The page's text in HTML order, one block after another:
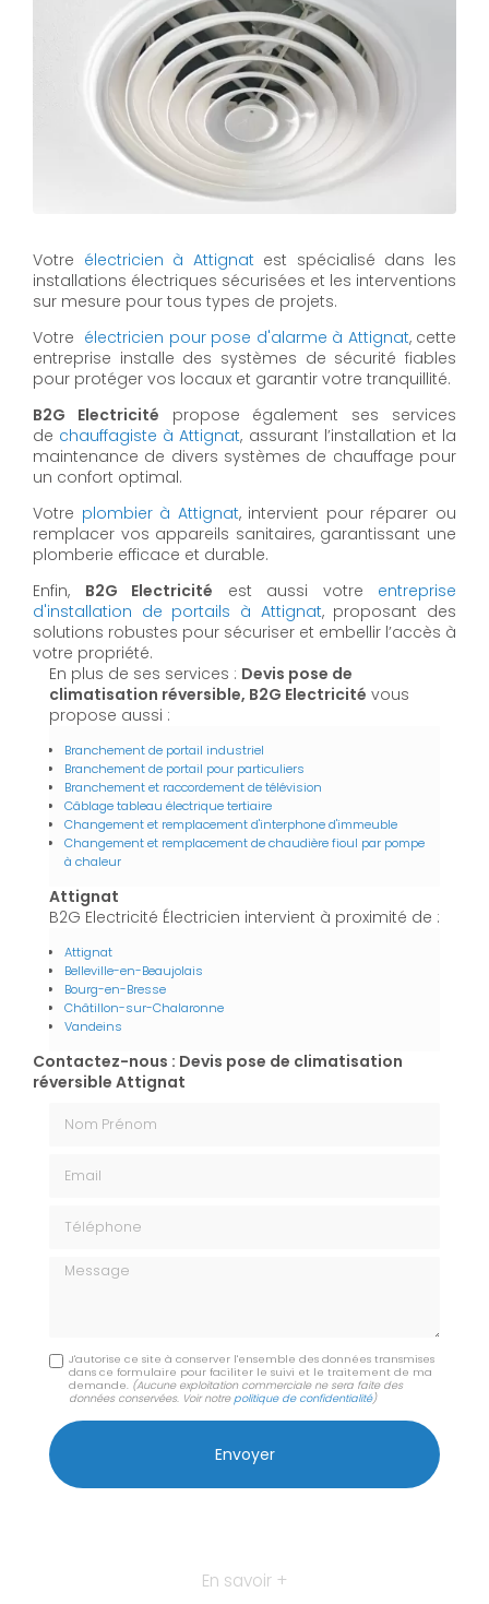
Votre électricien à Attignat est spécialisé dans les
installations électriques sécurisées et les interventions
sur mesure pour tous types de projets.
Votre électricien pour pose d'alarme à Attignat, cette
entreprise installe des systèmes de sécurité fiables
pour protéger vos locaux et garantir votre tranquillité.
B2G Electricité propose également ses services
de chauffagiste à Attignat, assurant l’installation et la
maintenance de divers systèmes de chauffage pour
un confort optimal.
Votre plombier à Attignat, intervient pour réparer ou
remplacer vos appareils sanitaires, garantissant une
plomberie efficace et durable.
Enfin, B2G Electricité est aussi votre entreprise
d'installation de portails à Attignat, proposant des
solutions robustes pour sécuriser et embellir l’accès à
votre propriété.
En plus de ses services : Devis pose de
climatisation réversible, B2G Electricité vous
propose aussi :
Branchement de portail industriel
Branchement de portail pour particuliers
Branchement et raccordement de télévision
Câblage tableau électrique tertiaire
Changement et remplacement d'interphone d'immeuble
Changement et remplacement de chaudière fioul par pompe
à chaleur
Attignat
B2G Electricité Électricien intervient à proximité de :
Attignat
Belleville-en-Beaujolais
Bourg-en-Bresse
Châtillon-sur-Chalaronne
Vandeins
Contactez-nous : Devis pose de climatisation
réversible Attignat
Message
J'autorise ce site à conserver l'ensemble des données transmises
dans ce formulaire pour faciliter le suivi et le traitement de ma
demande. (Aucune exploitation commerciale ne sera faite des
données conservées. Voir notrepolitique de confidentialité)
En savoir +